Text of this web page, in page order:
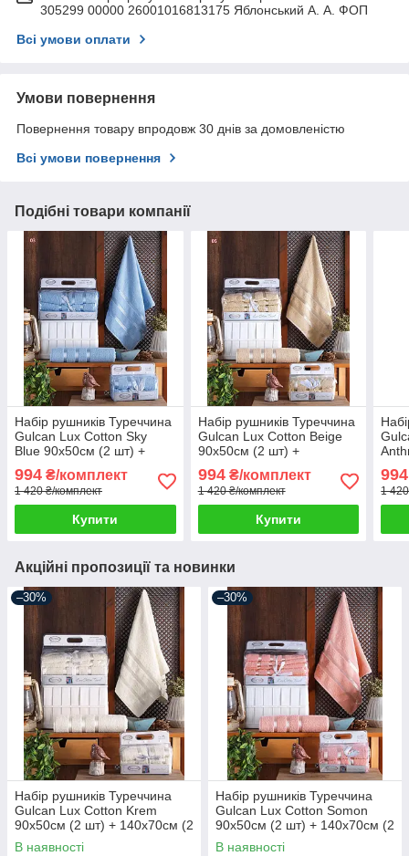
305299 00000 26001016813175 Яблонський А. А. ФОП
Всі умови оплати
Умови повернення
Повернення товару впродовж 30 днів за домовленістю
Всі умови повернення
Подібні товари компанії
Набір рушників Туреччина
Gulcan Lux Cotton Sky
Blue 90х50см (2 шт) +
140х70см (2 шт)
994 ₴/комплект
1 420 ₴/комплект
Купити
Набір рушників Туреччина
Gulcan Lux Cotton Beige
90х50см (2 шт) +
140х70см (2 шт)
994₴/комплект
1 420 ₴/комплект
Купити
+
994
1
Акційні пропозиції та новинки
–30%
Набір рушників Туреччина
Gulcan Lux Cotton Krem
90х50см (2 шт) + 140х70см (2
шт)
В наявності
–30%
Набір рушників Туреччина
Gulcan Lux Cotton Somon
90х50см (2 шт) + 140х70см (2
шт)
В наявності